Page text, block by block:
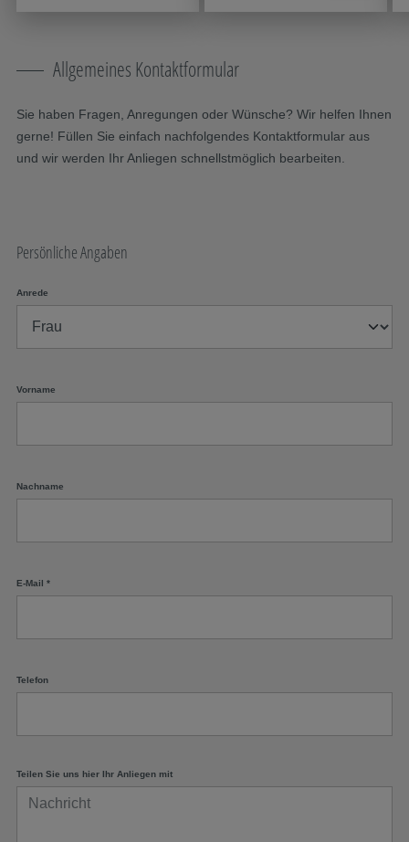
Allgemeines Kontaktformular
Sie haben Fragen, Anregungen oder Wünsche? Wir helfen Ihnen
gerne! Füllen Sie einfach nachfolgendes Kontaktformular aus
und wir werden Ihr Anliegen schnellstmöglich bearbeiten.
Persönliche Angaben
Anrede
Vorname
Nachname
E-Mail *
Telefon
Teilen Sie uns hier Ihr Anliegen mit